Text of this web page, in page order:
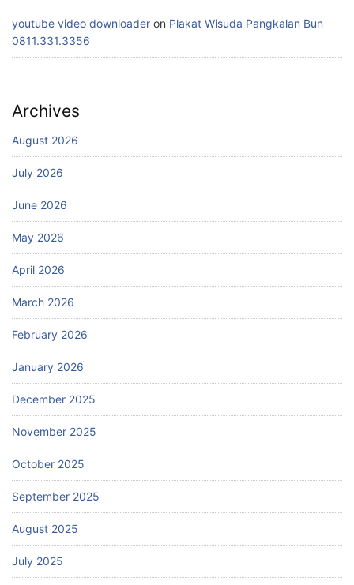
youtube video downloader on Plakat Wisuda Pangkalan Bun
0811.331.3356
Archives
August 2026
July 2026
June 2026
May 2026
April 2026
March 2026
February 2026
January 2026
December 2025
November 2025
October 2025
September 2025
August 2025
July 2025